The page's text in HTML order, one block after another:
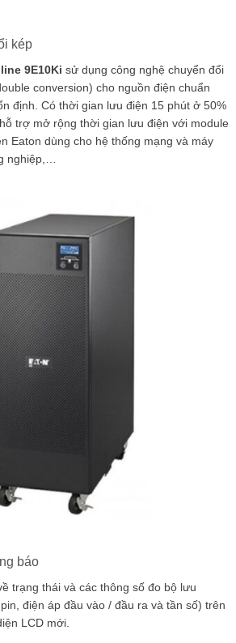
kép
9E10Ki sử dụng công nghệ chuyển đổi
conversion) cho nguồn điện chuẩn
định. Có thời gian lưu điện 15 phút ở 50%
trợ mở rộng thời gian lưu điện với module
Eaton dùng cho hệ thống mạng và máy
nghiệp,…
báo
trạng thái và các thông số đo bộ lưu
điện áp đầu vào / đầu ra và tần số) trên
LCD mới.